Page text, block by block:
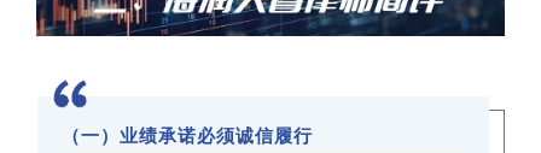
（一）业绩承诺必须诚信履行